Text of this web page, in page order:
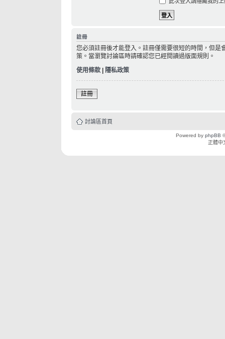
註冊
您必須註冊後才能登入。註冊僅需要很短的時間，但
策。當瀏覽討論區時請確認您已經閱讀過版面規則。
使用條款
隱私政策
註冊
討論區首頁
Powered by phpBB
正體中